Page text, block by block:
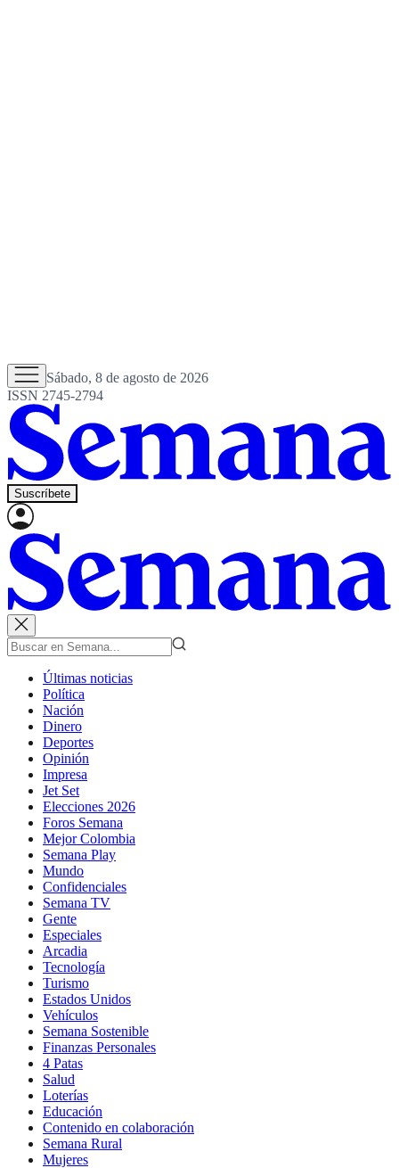
Sábado, 8 de agosto de 2026
ISSN 2745-2794
Suscríbete
Últimas noticias
Política
Nación
Dinero
Deportes
Opinión
Impresa
Jet Set
Elecciones 2026
Foros Semana
Mejor Colombia
Semana Play
Mundo
Confidenciales
Semana TV
Gente
Especiales
Arcadia
Tecnología
Turismo
Estados Unidos
Vehículos
Semana Sostenible
Finanzas Personales
4 Patas
Salud
Loterías
Educación
Contenido en colaboración
Semana Rural
Mujeres